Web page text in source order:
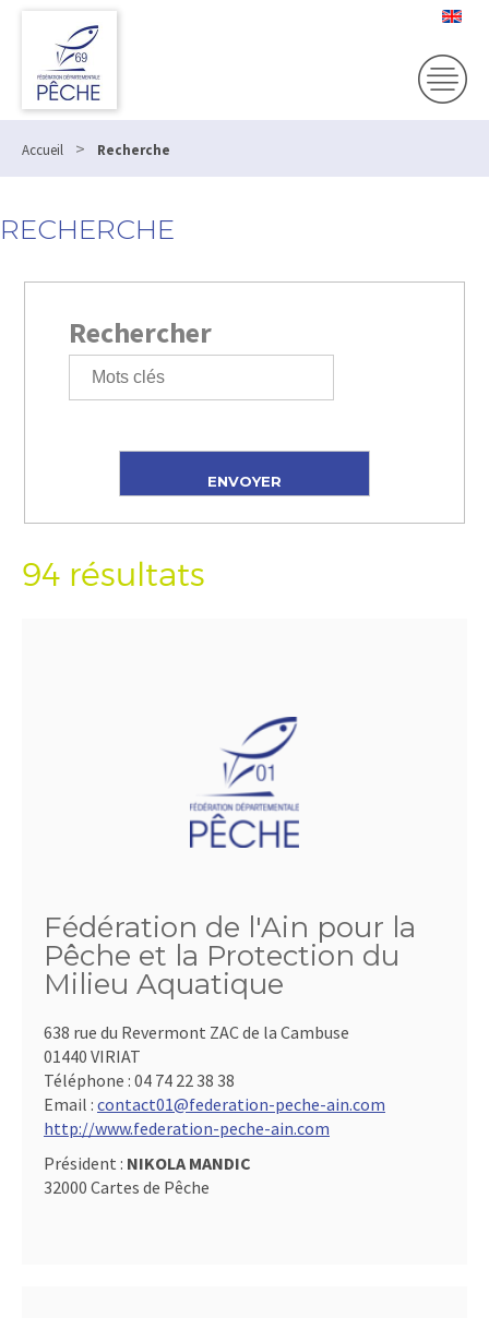
Accueil > Recherche
RECHERCHE
Rechercher
94 résultats
Fédération de l'Ain pour la
Pêche et la Protection du
Milieu Aquatique
638 rue du Revermont ZAC de la Cambuse
01440 VIRIAT
Téléphone : 04 74 22 38 38
Email : contact01@federation-peche-ain.com
http://www.federation-peche-ain.com
Président : NIKOLA MANDIC
32000 Cartes de Pêche